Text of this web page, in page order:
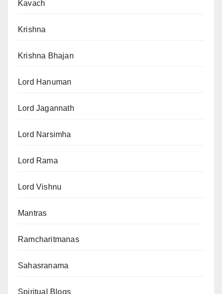
Kavach
Krishna
Krishna Bhajan
Lord Hanuman
Lord Jagannath
Lord Narsimha
Lord Rama
Lord Vishnu
Mantras
Ramcharitmanas
Sahasranama
Spiritual Blogs